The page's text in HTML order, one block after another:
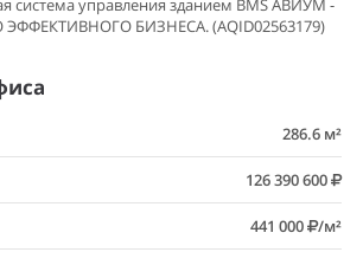
система управления зданием BMS АВИУМ -
БИЗНЕСА. (AQID02563179)
286.6 м²
126 390 600
441 000 /м²